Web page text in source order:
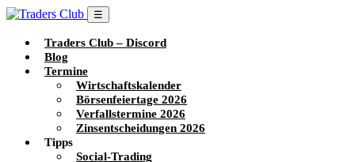
☰
Traders Club – Discord
Blog
Termine
Wirtschaftskalender
Börsenfeiertage 2026
Verfallstermine 2026
Zinsentscheidungen 2026
Tipps
Social-Trading